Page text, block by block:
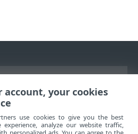
Knowledgebase
account, your cookies
use cookies to give you the best
experience, analyze our website traffic,